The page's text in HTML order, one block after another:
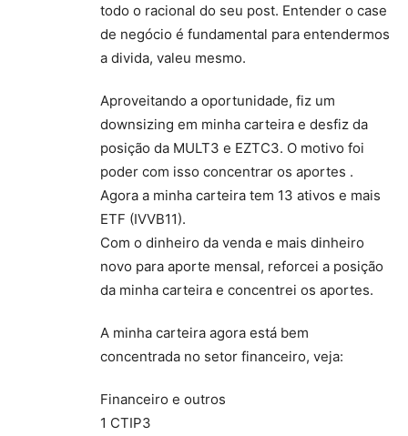
todo o racional do seu post. Entender o case
de negócio é fundamental para entendermos
a divida, valeu mesmo.
Aproveitando a oportunidade, fiz um
downsizing em minha carteira e desfiz da
posição da MULT3 e EZTC3. O motivo foi
poder com isso concentrar os aportes .
Agora a minha carteira tem 13 ativos e mais
ETF (IVVB11).
Com o dinheiro da venda e mais dinheiro
novo para aporte mensal, reforcei a posição
da minha carteira e concentrei os aportes.
A minha carteira agora está bem
concentrada no setor financeiro, veja:
Financeiro e outros
1 CTIP3